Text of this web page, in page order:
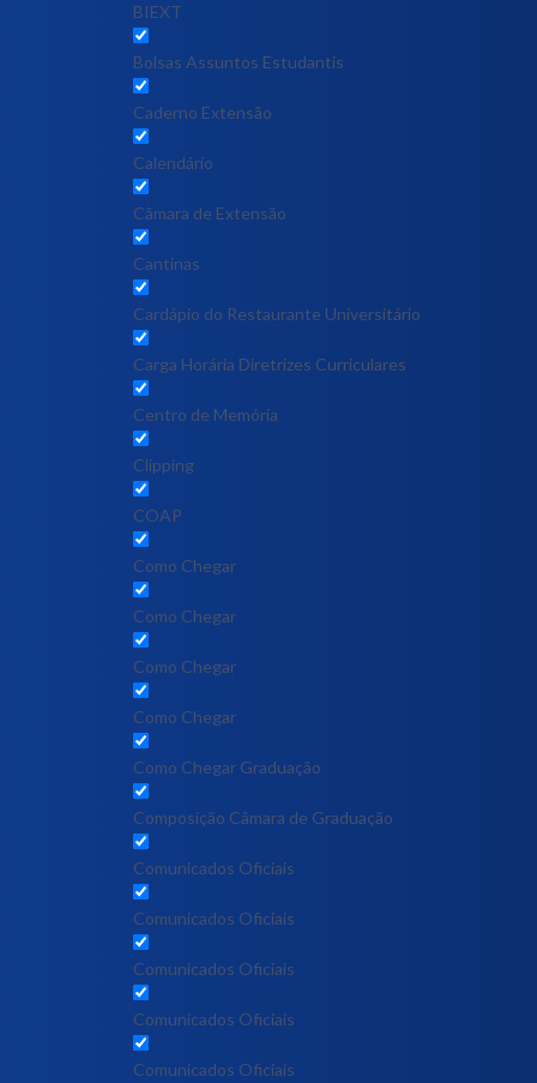
BIEXT
Bolsas Assuntos Estudantis
Caderno Extensão
Calendário
Câmara de Extensão
Cantinas
Cardápio do Restaurante Universitário
Carga Horária Diretrizes Curriculares
Centro de Memória
Clipping
COAP
Como Chegar
Como Chegar
Como Chegar
Como Chegar
Como Chegar Graduação
Composição Câmara de Graduação
Comunicados Oficiais
Comunicados Oficiais
Comunicados Oficiais
Comunicados Oficiais
Comunicados Oficiais